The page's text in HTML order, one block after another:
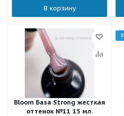
В корзину
Bloom База Strong жесткая
оттенок №11 15 мл.